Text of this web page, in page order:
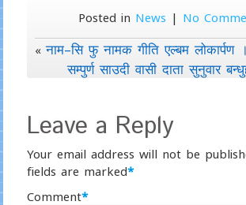
Posted in News | No
«नाम–सि फु नामक गीति एल्बम लोकार्पण ।
सम्पुर्ण साउदी वासी दाता सुनुवार
Leave a Reply
Your email address will not be
fields are marked*
Comment*